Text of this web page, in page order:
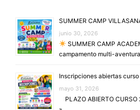
SUMMER CAMP
junio 30, 2026
SUMMER CAMP
campamento multi-
Inscripciones abiertas
mayo 31, 2026
PLAZO ABIERTO